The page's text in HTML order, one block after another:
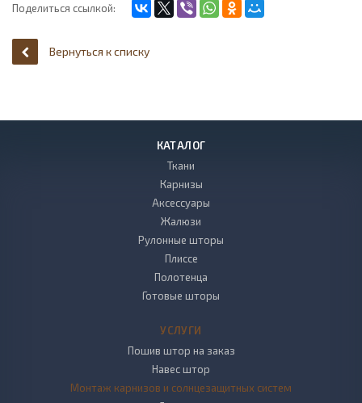
Поделиться ссылкой:
Вернуться к списку
КАТАЛОГ
Ткани
Карнизы
Аксессуары
Жалюзи
Рулонные шторы
Плиссе
Полотенца
Готовые шторы
УСЛУГИ
Пошив штор на заказ
Навес штор
Монтаж карнизов и солнцезащитных систем